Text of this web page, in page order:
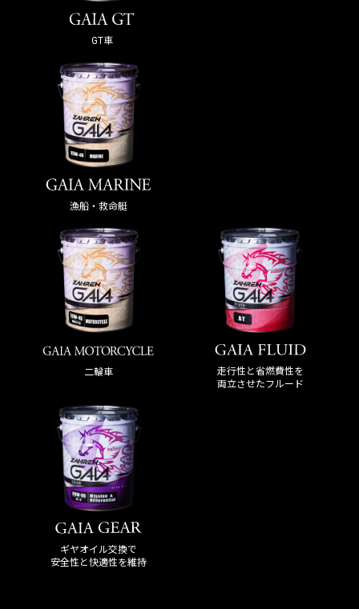
GT車
漁船・救命艇
二輪車
走行性と省燃費性を
両立させたフルード
ギヤオイル交換で
安全性と快適性を維持